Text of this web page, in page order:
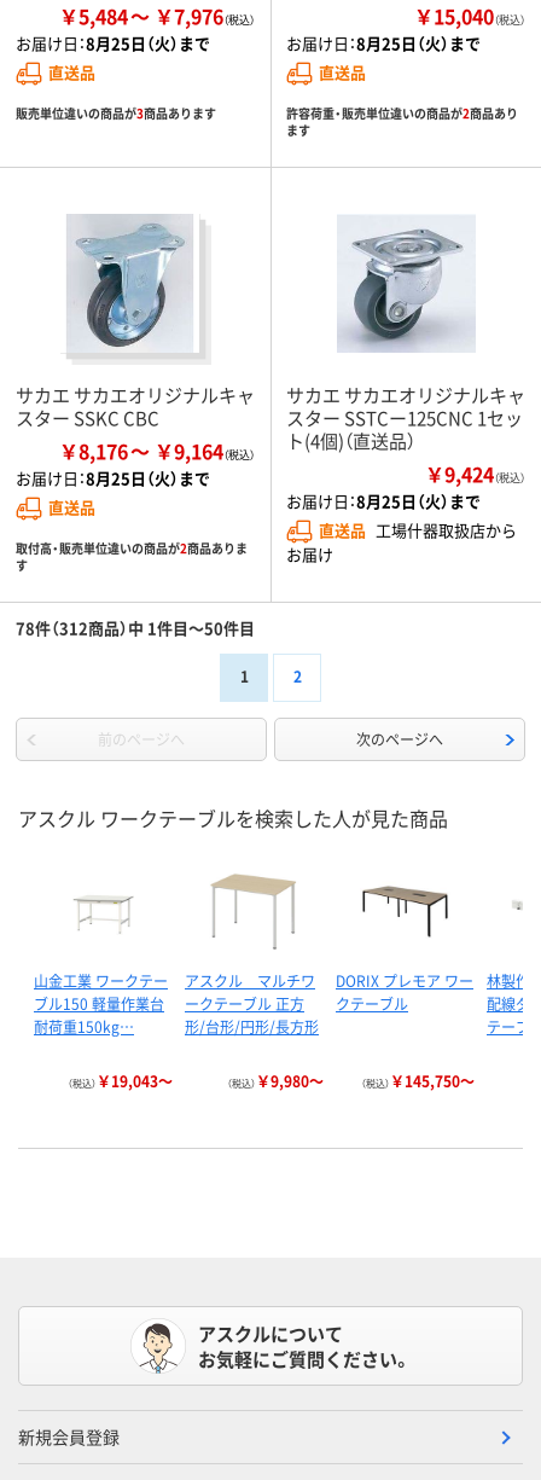
￥5,484 ￥7,976
お届け日：8月25日（火）まで
直送品
販売単位違いの商品が3商品あります
￥15,040（税込）
お届け日：8月25日（火）まで
直送品
許容荷重・販売単位違いの商品が2商品あり
ます
サカエ サカエオリジナルキャ
スター SSKC CBC
￥8,176 ￥9,164
お届け日：8月25日（火）まで
直送品
取付高・販売単位違いの商品が2商品ありま
す
サカエ サカエオリジナルキャ
スター SSTCー125CNC 1セッ
ト(4個)（直送品）
￥9,424（税込）
お届け日：8月25日（火）まで
直送品 工場什器取扱店から
お届け
78件（312商品）中 1件目～50件目
1 2
前のページへ 次のページへ
アスクル ワークテーブルを検索した人が見た商品
山金工業 ワークテー
ブル150 軽量作業台
耐荷重150kg…
（税込） ￥19,043～
アスクル マルチワ
ークテーブル 正方
形/台形/円形/長方形
（税込） ￥9,980～
DORIX プレモア ワー
クテーブル
（税込） ￥145,750～
林製作
配線ダ
テーブ
アスクルについて
お気軽にご質問ください。
新規会員登録